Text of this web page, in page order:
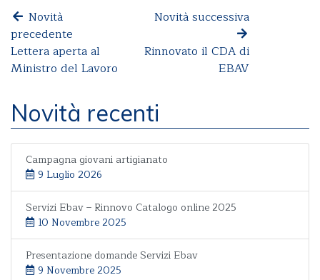
Novità
precedente
Lettera aperta al
Ministro del Lavoro
Novità successiva
Rinnovato il CDA di
EBAV
Novità recenti
Campagna giovani artigianato
9 Luglio 2026
Servizi Ebav – Rinnovo Catalogo online 2025
10 Novembre 2025
Presentazione domande Servizi Ebav
9 Novembre 2025